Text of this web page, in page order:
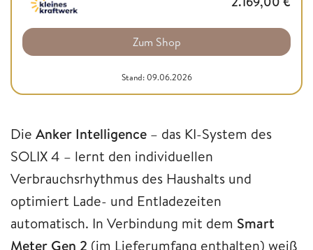
Zum Shop
Stand: 09.06.2026
Die Anker Intelligence – das KI-System des
SOLIX 4 – lernt den individuellen
Verbrauchsrhythmus des Haushalts und
optimiert Lade- und Entladezeiten
automatisch. In Verbindung mit dem Smart
Meter Gen 2 (im Lieferumfang enthalten) weiß